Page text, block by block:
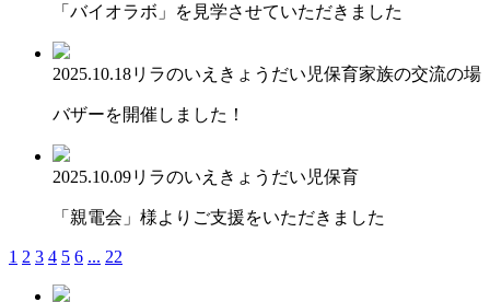
「バイオラボ」を見学させていただきました
2025.10.18リラのいえ きょうだい児保育家族の交流の場
バザーを開催しました！
2025.10.09リラのいえ きょうだい児保育
「親電会」様よりご支援をいただきました
1 2 3 4 5 6 ... 22